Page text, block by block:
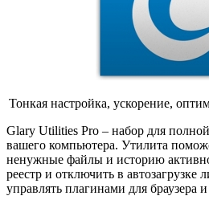
Тонкая настройка, ускорение,
Glary Utilities Pro – набор для
вашего компьютера. Утилита
ненужные файлы и историю
реестр и отключить в
управлять плагинами для браузера